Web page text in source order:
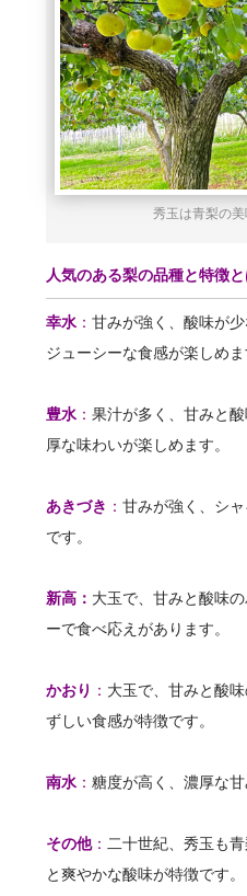
秀玉は青梨の
人気のある梨の品種と特徴
幸水 ：甘みが強く、酸味が
ジューシーな食感が楽しめま
豊水 ：果汁が多く、甘みと
厚な味わいが楽しめます。
あきづき ：甘みが強く、シ
です。
新高： 大玉で、甘みと酸味
ーで食べ応えがあります。
かおり ： 大玉で、甘みと酸
ずしい食感が特徴です。
南水 ：糖度が高く、濃厚な甘
その他： 二十世紀、秀玉も
と爽やかな酸味が特徴です。